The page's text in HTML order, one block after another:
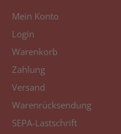
Mein Konto
Login
Warenkorb
Zahlung
Versand
Warenrücksendung
SEPA-Lastschrift